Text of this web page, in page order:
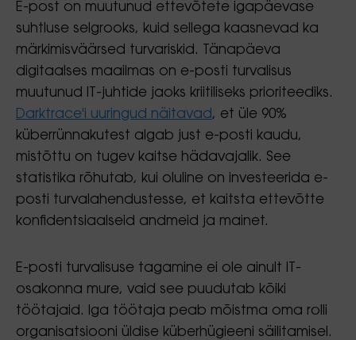
E-post on muutunud ettevõtete igapäevase
suhtluse selgrooks, kuid sellega kaasnevad ka
märkimisväärsed turvariskid. Tänapäeva
digitaalses maailmas on e-posti turvalisus
muutunud IT-juhtide jaoks kriitiliseks prioriteediks.
Darktrace'i uuringud näitavad, et üle 90%
küberrünnakutest algab just e-posti kaudu,
mistõttu on tugev kaitse hädavajalik. See
statistika rõhutab, kui oluline on investeerida e-
posti turvalahendustesse, et kaitsta ettevõtte
konfidentsiaalseid andmeid ja mainet.
E-posti turvalisuse tagamine ei ole ainult IT-
osakonna mure, vaid see puudutab kõiki
töötajaid. Iga töötaja peab mõistma oma rolli
organisatsiooni üldise küberhügieeni säilitamisel.